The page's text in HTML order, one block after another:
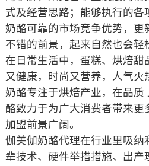
式及经营思路；能够执行的各
奶酪可靠的市场竞争优势，更
不错的前景，起来自然也会轻
在日常生活中，蛋糕、烘焙甜
又健康，时尚又营养，人气火
奶酪专注于烘焙产业，在品质
酪致力于为广大消费者带来更
加盟前景广阔。
伽美伽奶酪代理在行业里吸纳
辈技术、硬件举措措施、出产